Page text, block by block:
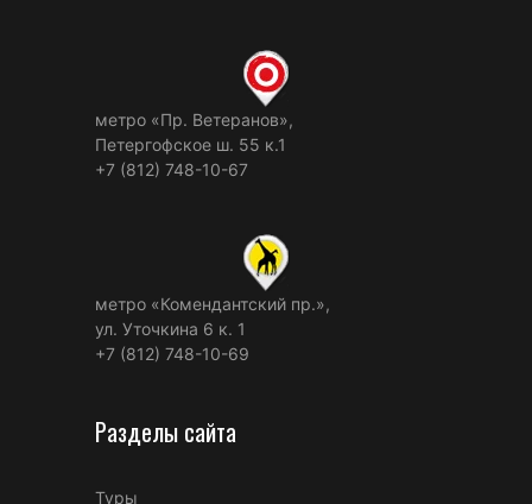
метро «Пр. Ветеранов»,
Петергофское ш. 55 к.1
+7 (812) 748-10-67
метро «Комендантский пр.»,
ул. Уточкина 6 к. 1
+7 (812) 748-10-69
Разделы сайта
Туры